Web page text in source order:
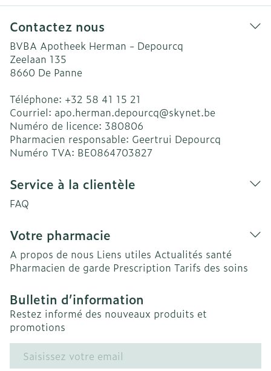
Contactez nous
BVBA Apotheek Herman - Depourcq
Zeelaan 135
8660 De Panne
Téléphone: +32 58 41 15 21
Courriel: apo.herman.depourcq@skynet.be
Numéro de licence: 380806
Pharmacien responsable: Geertrui Depourcq
Numéro TVA: BE0864703827
Service à la clientèle
FAQ
Votre pharmacie
A propos de nous Liens utiles Actualités santé
Pharmacien de garde Prescription Tarifs des soins
Bulletin d’information
Restez informé des nouveaux produits et
promotions
Adresse mail